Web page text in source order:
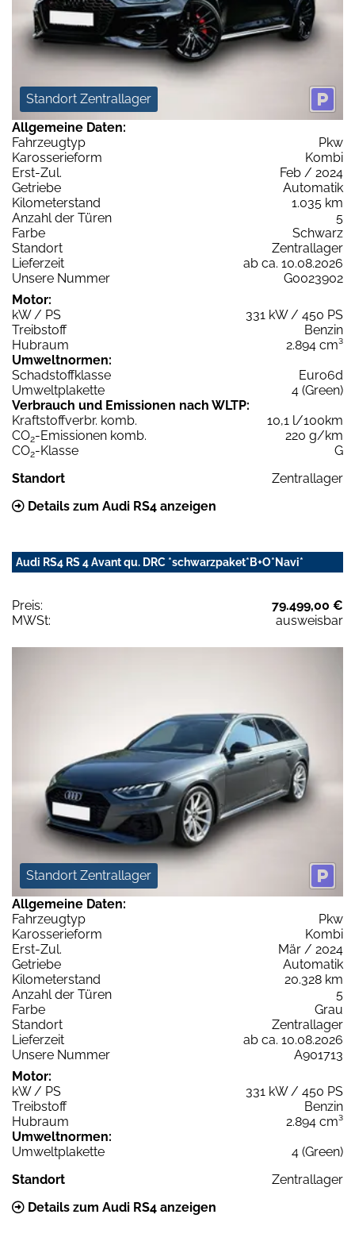
Standort Zentrallager
Allgemeine Daten:
Fahrzeugtyp
Pkw
Karosserieform
Kombi
Erst-Zul.
Feb / 2024
Getriebe
Automatik
Kilometerstand
1.035 km
Anzahl der Türen
5
Farbe
Schwarz
Standort
Zentrallager
Lieferzeit
ab ca. 10.08.2026
Unsere Nummer
G0023902
Motor:
kW / PS
331 kW / 450 PS
Treibstoff
Benzin
Hubraum
2.894 cm³
Umweltnormen:
Schadstoffklasse
Euro6d
Umweltplakette
4 (Green)
Verbrauch und Emissionen nach WLTP:
Kraftstoffverbr. komb.
10,1 l/100km
CO2-Emissionen komb.
220 g/km
CO2-Klasse
G
Standort
Zentrallager
Details zum Audi RS4 anzeigen
Audi RS4 RS 4 Avant qu. DRC *schwarzpaket*B+O*Navi*
Preis:
79.499,00 €
MWSt:
ausweisbar
Standort Zentrallager
Allgemeine Daten:
Fahrzeugtyp
Pkw
Karosserieform
Kombi
Erst-Zul.
Mär / 2024
Getriebe
Automatik
Kilometerstand
20.328 km
Anzahl der Türen
5
Farbe
Grau
Standort
Zentrallager
Lieferzeit
ab ca. 10.08.2026
Unsere Nummer
A901713
Motor:
kW / PS
331 kW / 450 PS
Treibstoff
Benzin
Hubraum
2.894 cm³
Umweltnormen:
Umweltplakette
4 (Green)
Standort
Zentrallager
Details zum Audi RS4 anzeigen